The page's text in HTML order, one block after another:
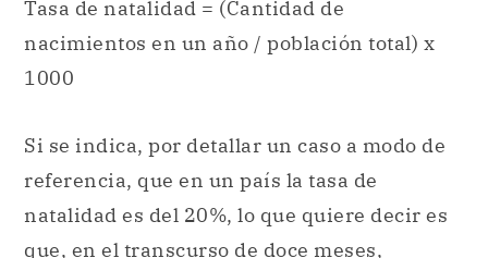
Tasa de natalidad = (Cantidad de
nacimientos en un año / población total) x
1000
Si se indica, por detallar un caso a modo de
referencia, que en un país la tasa de
natalidad es del 20%, lo que quiere decir es
que, en el transcurso de doce meses,